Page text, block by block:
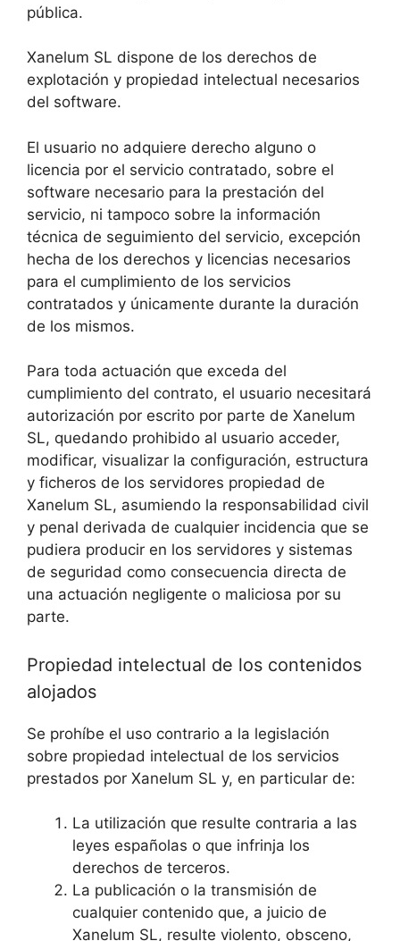
pública.
Xanelum SL dispone de los derechos de
explotación y propiedad intelectual necesarios
del software.
El usuario no adquiere derecho alguno o
licencia por el servicio contratado, sobre el
software necesario para la prestación del
servicio, ni tampoco sobre la información
técnica de seguimiento del servicio, excepción
hecha de los derechos y licencias necesarios
para el cumplimiento de los servicios
contratados y únicamente durante la duración
de los mismos.
Para toda actuación que exceda del
cumplimiento del contrato, el usuario necesitará
autorización por escrito por parte de Xanelum
SL, quedando prohibido al usuario acceder,
modificar, visualizar la configuración, estructura
y ficheros de los servidores propiedad de
Xanelum SL, asumiendo la responsabilidad civil
y penal derivada de cualquier incidencia que se
pudiera producir en los servidores y sistemas
de seguridad como consecuencia directa de
una actuación negligente o maliciosa por su
parte.
Propiedad intelectual de los contenidos
alojados
Se prohíbe el uso contrario a la legislación
sobre propiedad intelectual de los servicios
prestados por Xanelum SL y, en particular de:
La utilización que resulte contraria a las
leyes españolas o que infrinja los
derechos de terceros.
La publicación o la transmisión de
cualquier contenido que, a juicio de
Xanelum SL, resulte violento, obsceno,